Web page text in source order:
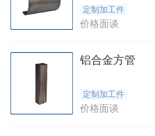
定制加工件
价格面谈
铝合金方管
定制加工件
价格面谈